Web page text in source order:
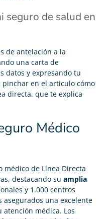
seguro de salud en
de antelación a la
una carta de
datos y expresando tu
pinchar en el articulo cómo
directa, que te explica
Médico
médico de Línea Directa
destacando su amplia
y 1.000 centros
asegurados una excelente
médica. Los